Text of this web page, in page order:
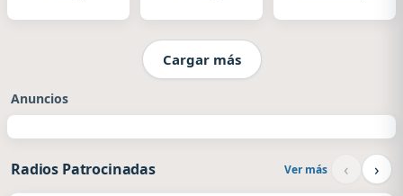
Cargar más
Anuncios
Radios Patrocinadas Ver más ‹ ›